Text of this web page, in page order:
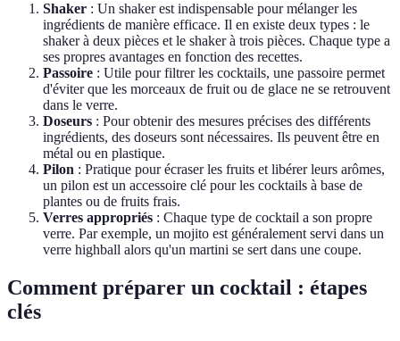
Shaker : Un shaker est indispensable pour mélanger les
ingrédients de manière efficace. Il en existe deux types : le
shaker à deux pièces et le shaker à trois pièces. Chaque type a
ses propres avantages en fonction des recettes.
Passoire : Utile pour filtrer les cocktails, une passoire permet
d'éviter que les morceaux de fruit ou de glace ne se retrouvent
dans le verre.
Doseurs : Pour obtenir des mesures précises des différents
ingrédients, des doseurs sont nécessaires. Ils peuvent être en
métal ou en plastique.
Pilon : Pratique pour écraser les fruits et libérer leurs arômes,
un pilon est un accessoire clé pour les cocktails à base de
plantes ou de fruits frais.
Verres appropriés : Chaque type de cocktail a son propre
verre. Par exemple, un mojito est généralement servi dans un
verre highball alors qu'un martini se sert dans une coupe.
Comment préparer un cocktail : étapes
clés